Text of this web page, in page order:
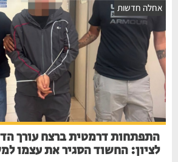
אחלה חדשות
התפתחות דרמטית ברצח עורך
לציון: החשוד הסגיר את עצמו